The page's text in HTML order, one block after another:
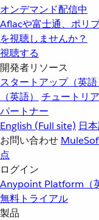
オンデマンド配信中
Aflacや富士通、ポリ
を視聴しませんか？
視聴する
開発者リソース
スタートアップ（英語
（英語）
チュートリ
パートナー
English (Full site) 日
お問い合わせ
点
ログイン
Anypoint Platform（
無料トライアル
製品